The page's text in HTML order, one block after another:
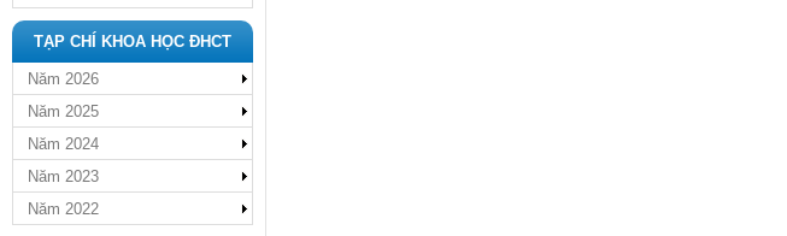
TẠP CHÍ KHOA HỌC ĐHCT
Năm 2026
Năm 2025
Năm 2024
Năm 2023
Năm 2022